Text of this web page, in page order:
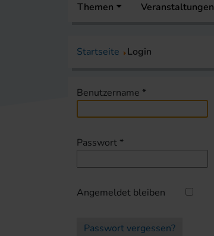
Themen Veranstaltungen
Startseite Login
Benutzername *
Passwort *
Angemeldet bleiben
Passwort vergessen?